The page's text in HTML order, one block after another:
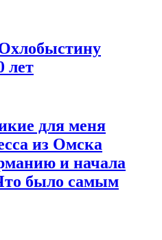
лет
для меня
из Омска
и начала
было самым